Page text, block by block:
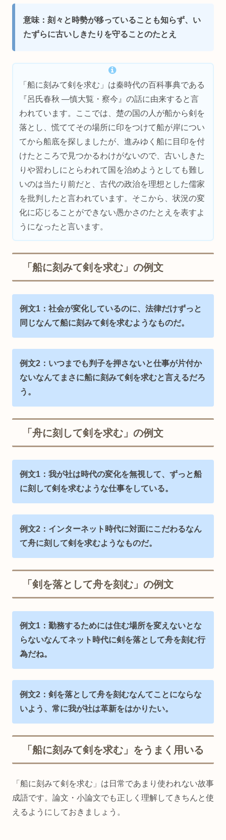
意味：刻々と時勢が移っていることも知らず、い
たずらに古いしきたりを守ることのたとえ
「船に刻みて剣を求む」は秦時代の百科事典である
『呂氏春秋 ―慎大覧・察今』の話に由来すると言
われています。ここでは、楚の国の人が船から剣を
落とし、慌ててその場所に印をつけて船が岸につい
てから船底を探しましたが、進みゆく船に目印を付
けたところで見つかるわけがないので、古いしきた
りや習わしにとらわれて国を治めようとしても難し
いのは当たり前だと、古代の政治を理想とした儒家
を批判したと言われています。そこから、状況の変
化に応じることができない愚かさのたとえを表すよ
うになったと言います。
「船に刻みて剣を求む」の例文
例文1：社会が変化しているのに、法律だけずっと
同じなんて船に刻みて剣を求むようなものだ。
例文2：いつまでも判子を押さないと仕事が片付か
ないなんてまさに船に刻みて剣を求むと言えるだろ
う。
「舟に刻して剣を求む」の例文
例文1：我が社は時代の変化を無視して、ずっと船
に刻して剣を求むような仕事をしている。
例文2：インターネット時代に対面にこだわるなん
て舟に刻して剣を求むようなものだ。
「剣を落として舟を刻む」の例文
例文1： 勤務するためには住む場所を変えないとな
らないなんてネット時代に剣を落として舟を刻む行
為だね。
例文2：剣を落として舟を刻むなんてことにならな
いよう、常に我が社は革新をはかりたい。
「船に刻みて剣を求む」をうまく用いる
「船に刻みて剣を求む」は日常であまり使われない故事
成語です。論文・小論文でも正しく理解してきちんと使
えるようにしておきましょう。